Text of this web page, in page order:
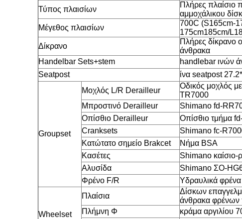
Τύπος πλαισίων
Πλήρες πλαίσιο
αμμοχάλικου
Μέγεθος πλαισίων
700C (S165cm-
175cm185cm/
Δίκρανο
Πλήρες δίκρανο
άνθρακα
Handelbar Sets+stem
handlebar ινών
Seatpost
ίνα seatpost
Groupset
Μοχλός L/R Derailleur
Οδικός μοχλός
TR7000
Μπροστινό Derailleur
Shimano fd-
Οπίσθιο Derailleur
Οπίσθιο τμήμα
Cranksets
Shimano fc-
Κατώτατο σημείο Brakcet
Νήμα BSA
Κασέτες
Shimano καίσιο-
Αλυσίδα
Shimano ΣΟ-
Φρένο F/R
Υδραυλικά φρένα
Wheelset
Πλαίσια
Δίσκων
άνθρακα φρένων
Πλήμνη Φ
κράμα αργιλίου